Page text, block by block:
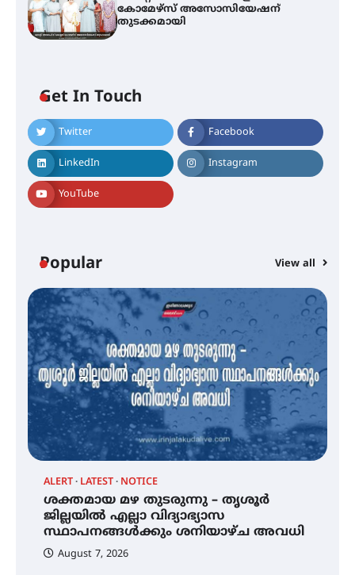
കോമേഴ്‌സ് അസോസിയേഷന്
തുടക്കമായി
Get In Touch
Twitter Facebook
LinkedIn Instagram
YouTube
Popular View all
ALERT LATEST NOTICE
ശക്തമായ മഴ തുടരുന്നു – തൃശൂർ
ജില്ലയിൽ എല്ലാ വിദ്യാഭ്യാസ
സ്ഥാപനങ്ങൾക്കും ശനിയാഴ്ച അവധി
August 7, 2026
എം.ജി. യൂണിവേഴ്‌സിറ്റിയിൽ നിന്ന്
ഇംഗ്ളീഷ് സാഹിത്യത്തിൽ
ഡോക്ടറേറ്റ് നേടിയ എൻ. ആര്യ
വെള്ളിയാഴ്ച സ്‌ക്രീൻ ചെയ്യുന്നു
സെന്റ് ജോസഫ്സ് കോളജ്
കോമേഴ്‌സ് അസോസിയേഷന്
തുടക്കമായി
കോമേഴ്സ് എക്സ്പോയുമായി
എസ് എൻ ഹയർ സെക്കൻഡറി
വിദ്യാർത്ഥികൾ
സർഗ്ഗസാഹിതി- കവിതാസംഗമം
2026 കവിതാ ചർച്ച കാട്ടൂർ, ടി. കെ.
ബാലൻ ഹാളിൽ 16ന്